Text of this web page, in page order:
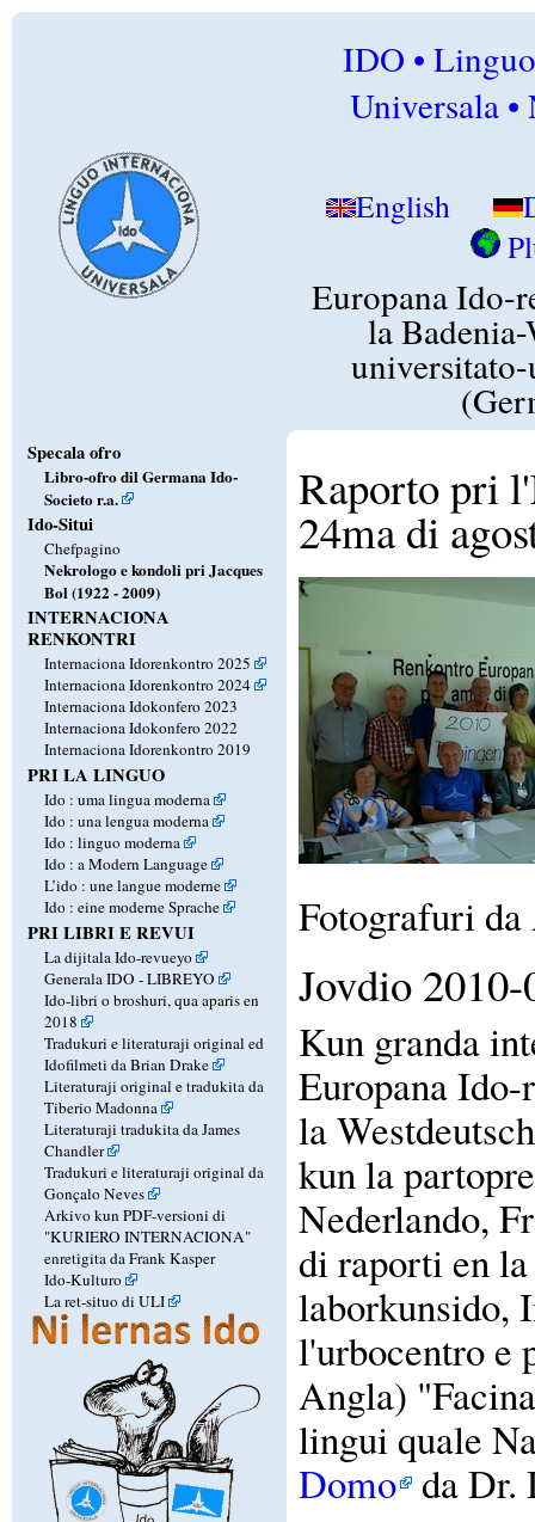
IDO •
Universala •
English
Europana Ido-
la
Specala ofro
Libro-ofro dil Germana Ido-
Societo r.a.
Ido-Situi
Chefpagino
Nekrologo e kondoli pri Jacques
Bol (1922 - 2009)
INTERNACIONA
RENKONTRI
Internaciona Idorenkontro 2025
Internaciona Idorenkontro 2024
Internaciona Idokonfero 2023
Internaciona Idokonfero 2022
Internaciona Idorenkontro 2019
PRI LA LINGUO
Ido : uma lingua moderna
Ido : una lengua moderna
Ido : linguo moderna
Ido : a Modern Language
L’ido : une langue moderne
Ido : eine moderne Sprache
PRI LIBRI E REVUI
La dijitala Ido-revueyo
Generala IDO - LIBREYO
Ido-libri o broshuri, qua aparis en
2018
Tradukuri e literaturaji original ed
Idofilmeti da Brian Drake
Literaturaji original e tradukita da
Tiberio Madonna
Literaturaji tradukita da James
Chandler
Tradukuri e literaturaji original da
Gonçalo Neves
Arkivo kun PDF-versioni di
"KURIERO INTERNACIONA"
enretigita da Frank Kasper
Ido-Kulturo
La ret-situo di ULI
Raporto pri
24ma di
Fotografuri da
Jovdio
Kun granda
Europana
la
kun la
Nederlando,
di raporti en
laborkunsido,
l'urbocentro e
Angla)
lingui quale
Domo da Dr.